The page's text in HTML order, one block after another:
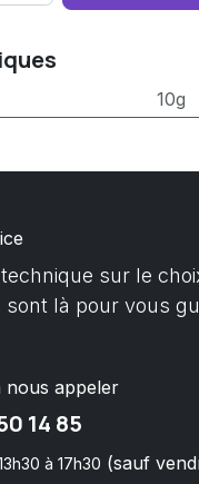
10g
sur le
sont là pour vous
nous appeler
14 85
à 17h30 (sauf